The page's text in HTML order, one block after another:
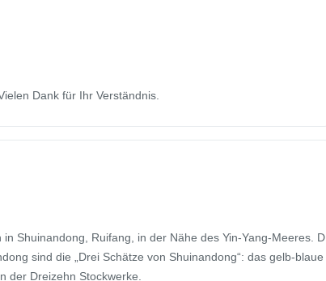
Dank für Ihr Verständnis.
Shuinandong, Ruifang, in der Nähe des Yin-Yang-Meeres. D
sind die „Drei Schätze von Shuinandong“: das gelb-blaue
der Dreizehn Stockwerke.